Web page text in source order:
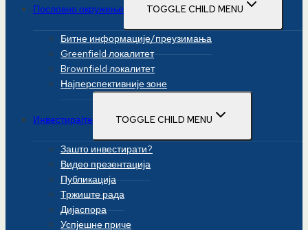
Пословно окружење TOGGLE CHILD MENU
Битне информације/преузимања
Greenfield локалитет
Brownfield локалитет
Најперспективније зоне
Инвестирајте TOGGLE CHILD MENU
Зашто инвестирати?
Видео презентација
Публикација
Тржиште рада
Дијаспора
Успјешне приче